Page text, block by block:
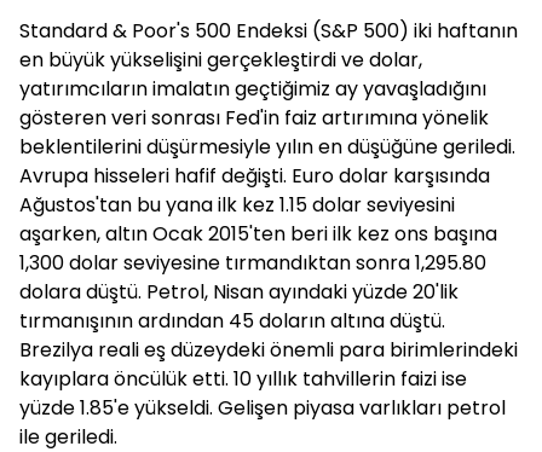
Standard & Poor's 500 Endeksi (S&P 500) iki haftanın
en büyük yükselişini gerçekleştirdi ve dolar,
yatırımcıların imalatın geçtiğimiz ay yavaşladığını
gösteren veri sonrası Fed'in faiz artırımına yönelik
beklentilerini düşürmesiyle yılın en düşüğüne geriledi.
Avrupa hisseleri hafif değişti. Euro dolar karşısında
Ağustos'tan bu yana ilk kez 1.15 dolar seviyesini
aşarken, altın Ocak 2015'ten beri ilk kez ons başına
1,300 dolar seviyesine tırmandıktan sonra 1,295.80
dolara düştü. Petrol, Nisan ayındaki yüzde 20'lik
tırmanışının ardından 45 doların altına düştü.
Brezilya reali eş düzeydeki önemli para birimlerindeki
kayıplara öncülük etti. 10 yıllık tahvillerin faizi ise
yüzde 1.85'e yükseldi. Gelişen piyasa varlıkları petrol
ile geriledi.